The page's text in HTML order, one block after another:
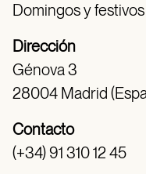
Domingos y
Dirección
Génova 3
28004 Madrid
Contacto
(+34) 91 310 12 45